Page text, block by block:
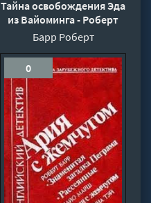
Тайна освобождения Эда
из Вайоминга - Роберт
Барр
Барр Роберт
0